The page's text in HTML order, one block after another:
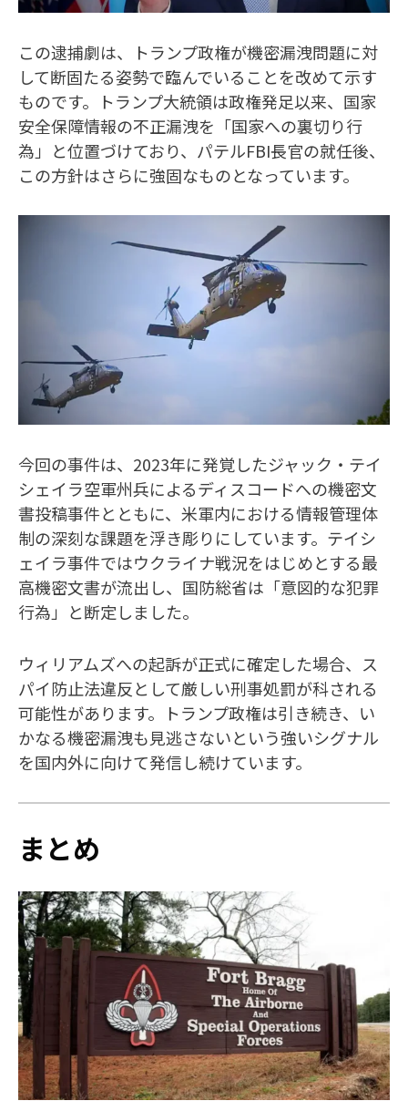
この逮捕劇は、トランプ政権が機密漏洩問題に対
して断固たる姿勢で臨んでいることを改めて示す
ものです。トランプ大統領は政権発足以来、国家
安全保障情報の不正漏洩を「国家への裏切り行
為」と位置づけており、パテルFBI長官の就任後、
この方針はさらに強固なものとなっています。
今回の事件は、2023年に発覚したジャック・テイ
シェイラ空軍州兵によるディスコードへの機密文
書投稿事件とともに、米軍内における情報管理体
制の深刻な課題を浮き彫りにしています。テイシ
ェイラ事件ではウクライナ戦況をはじめとする最
高機密文書が流出し、国防総省は「意図的な犯罪
行為」と断定しました。
ウィリアムズへの起訴が正式に確定した場合、ス
パイ防止法違反として厳しい刑事処罰が科される
可能性があります。トランプ政権は引き続き、い
かなる機密漏洩も見逃さないという強いシグナル
を国内外に向けて発信し続けています。
まとめ